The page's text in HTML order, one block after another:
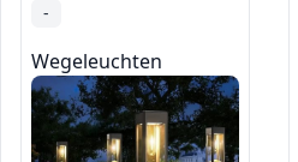
-
Wegeleuchten